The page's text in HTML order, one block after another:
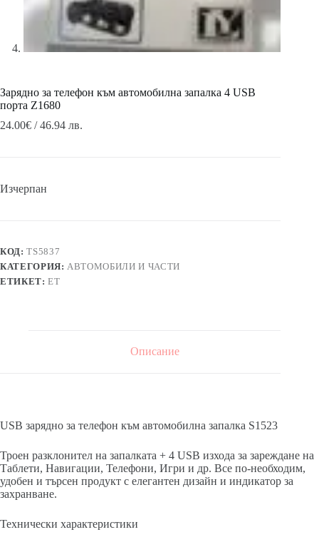
Зарядно за телефон към автомобилна запалка 4 USB
порта Z1680
24.00€ / 46.94 лв.
Изчерпан
КОД:TS5837
КАТЕГОРИЯ: АВТОМОБИЛИ И ЧАСТИ
ЕТИКЕТ:ЕТ
Описание
USB зарядно за телефон към автомобилна запалка S1523
Троен разклонител на запалката + 4 USB изхода за зареждане на
Таблети, Навигации, Телефони, Игри и др. Все по-необходим,
удобен и търсен продукт с елегантен дизайн и индикатор за
захранване.
Технически характеристики